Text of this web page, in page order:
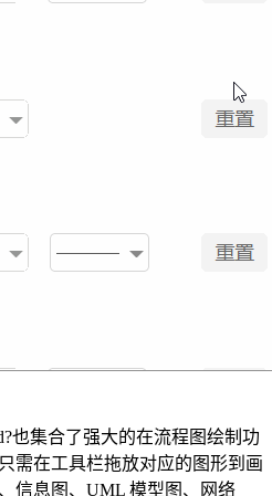
也集合了强大的在流程图绘制功
需在工具栏拖放对应的图形到画
信息图、UML 模型图、网络